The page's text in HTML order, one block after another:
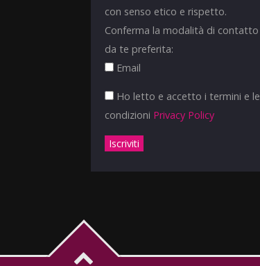
con senso etico e rispetto.
Conferma la modalità di contatto
da te preferita:
Email
Ho letto e accetto i termini e le
condizioni Privacy Policy